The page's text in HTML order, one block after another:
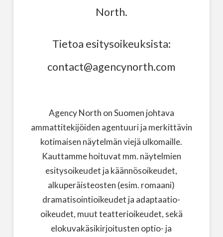
North.
Tietoa esitysoikeuksista:
contact@agencynorth.com
Agency North on Suomen johtava
ammattitekijöiden agentuuri ja merkittävin
kotimaisen näytelmän viejä ulkomaille.
Kauttamme hoituvat mm. näytelmien
esitysoikeudet ja käännösoikeudet,
alkuperäisteosten (esim. romaani)
dramatisointioikeudet ja adaptaatio-
oikeudet, muut teatterioikeudet, sekä
elokuvakäsikirjoitusten optio- ja